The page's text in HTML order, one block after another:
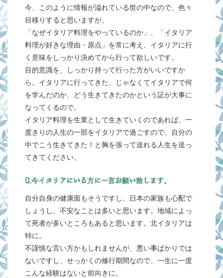
今、このように情報が溢れている世の中なので、色々
目移りすると思いますが、
「なぜイタリア料理をやっているのか」、「イタリア
料理が好きな理由・原点」を常に考え、イタリアに行
く意味をしっかり決めてから行って欲しいです。
目的意識を、しっかり持って行った方がいいですか
ら。イタリアに行ってきた、じゃなくてイタリアで何
を学んだのか、どう生きてきたのかという証が大事に
なってくるので。
イタリア料理を生業として生きていくのであれば、一
度きりの人生の一部をイタリアで過ごすので、自分の
中でこう生きてきた！と胸を張って送れる人生を送っ
てきてください。
Q,今イタリアにいる方に一言お願い致します。
自分自身の健康面もそうですし、日本の家族も心配で
しょうし、不安なことは多いと思います。地域によっ
て死者が多いところもあると思います。北イタリアは
特に。
不謹慎な言い方かもしれませんが、悪い事ばかりでは
ないですし、せっかくの修行期間なので、一生に一度
こんな経験はないと前向きに。